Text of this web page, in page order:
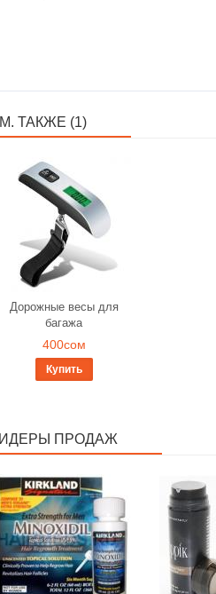
ТАКЖЕ (1)
Дорожные весы для
багажа
400сом
Купить
ПРОДАЖ